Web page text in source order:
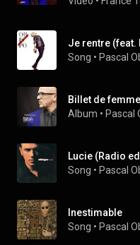
Je rentre (feat.
Song • Pascal
Billet de
Album • Pascal
Lucie (Radio
Song • Pascal
Inestimable
Song • Pascal